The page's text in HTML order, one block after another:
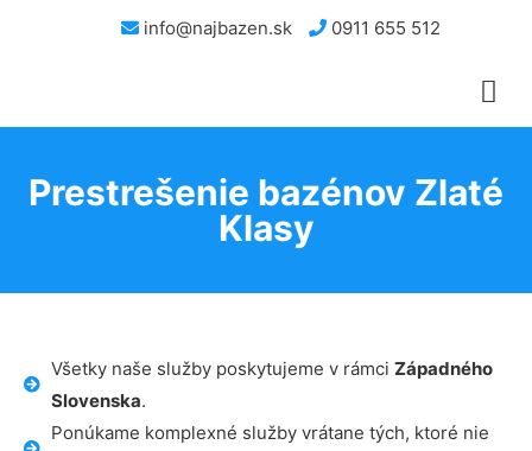
info@najbazen.sk 0911 655 512
Prestrešenie bazénov Zlaté
Klasy
Všetky naše služby poskytujeme v rámci Západného
Slovenska.
Ponúkame komplexné služby vrátane tých, ktoré nie